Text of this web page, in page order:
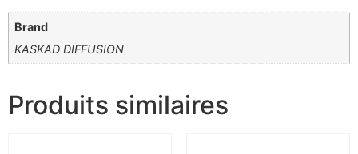
Brand
KASKAD DIFFUSION
Produits similaires